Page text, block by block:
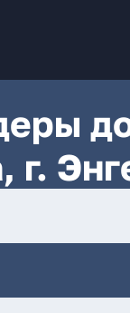
г.